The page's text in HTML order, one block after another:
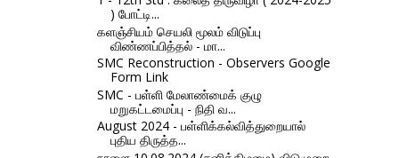
) போட்டி...
களஞ்சியம் செயலி மூலம் விடுப்பு
விண்ணப்பித்தல் - மா...
SMC Reconstruction - Observers Google
Form Link
SMC - பள்ளி மேலாண்மைக் குழு
மறுகட்டமைப்பு - நிதி வ...
August 2024 - பள்ளிக்கல்வித்துறையால்
புதிய திருத்த...